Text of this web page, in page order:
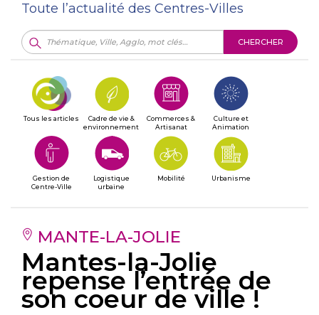
Toute l’actualité des Centres-Villes
CHERCHER
Tous les articles
Cadre de vie &
environnement
Commerces &
Artisanat
Culture et
Animation
Gestion de
Centre-Ville
Logistique
urbaine
Mobilité Urbanisme
MANTE-LA-JOLIE
Mantes-la-Jolie
repense l’entrée de
son coeur de ville !